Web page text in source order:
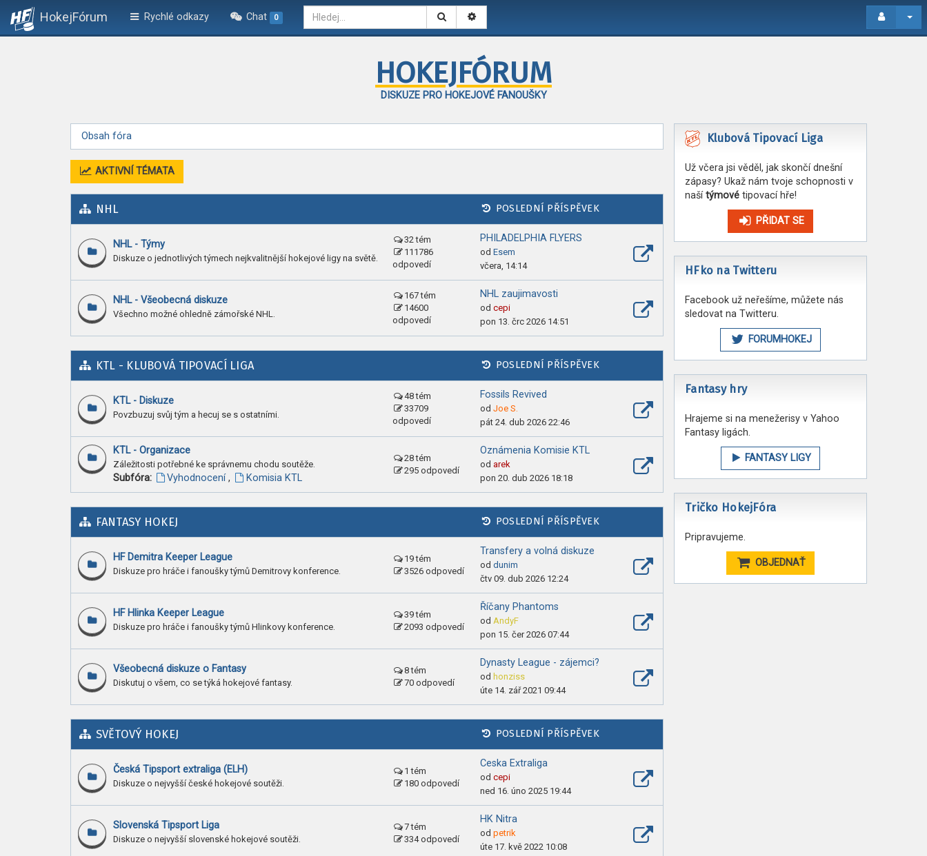
HokejFórum Rychlé odkazy Chat 0
HOKEJFÓRUM
DISKUZE PRO HOKEJOVÉ FANOUŠKY
Obsah fóra
AKTIVNÍ TÉMATA
NHL POSLEDNÍ PŘÍSPĚVEK
NHL - Týmy
Diskuze o jednotlivých týmech nejkvalitnější hokejové ligy na světě.
32 tém
111786
odpovedí
PHILADELPHIA FLYERS
od Esem
poslední
příspěvek
včera, 14:14
NHL - Všeobecná diskuze
Všechno možné ohledně zámořské NHL.
167 tém
14600
odpovedí
NHL zaujimavosti
od cepi
Zobrazit
poslední
pon 13. črc 2026 14:51
KTL - KLUBOVÁ TIPOVACÍ LIGA POSLEDNÍ PŘÍSPĚVEK
KTL - Diskuze
Povzbuzuj svůj tým a hecuj se s ostatními.
48 tém
33709
odpovedí
Fossils Revived
od Joe S.
poslední
příspěvek
pát 24. dub 2026 22:46
KTL - Organizace
Záležitosti potřebné ke správnemu chodu soutěže.
Subfóra: Vyhodnocení, Komisia KTL
28 tém
295 odpovedí
Oznámenia Komisie KTL
od arek
pon 20. dub 2026 18:18
FANTASY HOKEJ POSLEDNÍ PŘÍSPĚVEK
HF Demitra Keeper League
Diskuze pro hráče i fanoušky týmů Demitrovy konference.
19 tém
3526 odpovedí
Transfery a volná diskuze
od dunim
čtv 09. dub 2026 12:24
HF Hlinka Keeper League
Diskuze pro hráče i fanoušky týmů Hlinkovy konference.
39 tém
2093 odpovedí
Říčany Phantoms
od AndyF
pon 15. čer 2026 07:44
Všeobecná diskuze o Fantasy
Diskutuj o všem, co se týká hokejové fantasy.
8 tém
70 odpovedí
Dynasty League - zájemci?
od honziss
úte 14. zář 2021 09:44
SVĚTOVÝ HOKEJ POSLEDNÍ PŘÍSPĚVEK
Česká Tipsport extraliga (ELH)
Diskuze o nejvyšší české hokejové soutěži.
1 tém
180 odpovedí
Ceska Extraliga
od cepi
ned 16. úno 2025 19:44
Slovenská Tipsport Liga
Diskuze o nejvyšší slovenské hokejové soutěži.
7 tém
334 odpovedí
HK Nitra
od petrik
úte 17. kvě 2022 10:08
Klubová Tipovací Liga
Už včera jsi věděl, jak skončí dnešní
zápasy? Ukaž nám tvoje schopnosti v
našítýmové tipovací hře!
PŘIDAT SE
HFko na Twitteru
Facebook už neřešíme, můžete nás
sledovat na Twitteru.
FORUMHOKEJ
Fantasy hry
Hrajeme si na menežerisy v Yahoo
Fantasy ligách.
FANTASY LIGY
Tričko HokejFóra
Pripravujeme.
OBJEDNAŤ